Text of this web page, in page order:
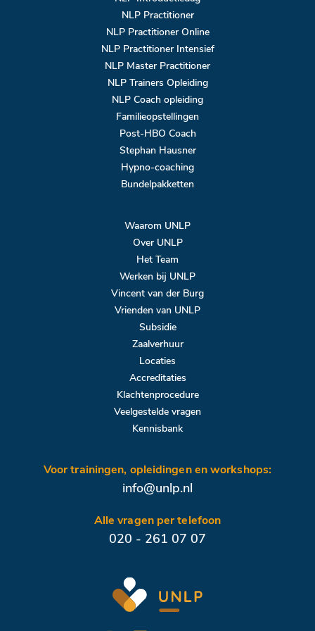
NLP Practitioner
NLP Practitioner Online
NLP Practitioner Intensief
NLP Master Practitioner
NLP Trainers Opleiding
NLP Coach opleiding
Familieopstellingen
Post-HBO Coach
Stephan Hausner
Hypno-coaching
Bundelpakketten
Waarom UNLP
Over UNLP
Het Team
Werken bij UNLP
Vincent van der Burg
Vrienden van UNLP
Subsidie
Zaalverhuur
Locaties
Accreditaties
Klachtenprocedure
Veelgestelde vragen
Kennisbank
Voor trainingen, opleidingen en workshops:
info@unlp.nl
Alle vragen per telefoon
020 - 261 07 07